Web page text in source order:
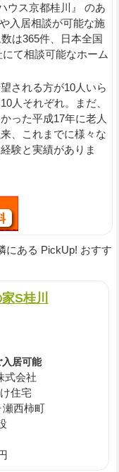
ウス京都桂川』 のあ
入居相談が可能な施
は365件、日本全国
て相談可能なホーム
れる方が10人いら
人それぞれ。まだ、
った平成17年に老人
、これまでに様々な
験と実績がありま
にある PickUp! おすす
S桂川
居可能
式会社
住宅
西柿町